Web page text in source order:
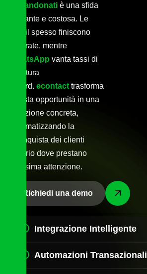
abbandonati è una sfida
costante e costosa. Le
email spesso finiscono
ignorate, mentre
WhatsApp vanta tassi di
apertura
record. econtact trasforma
questa opportunità in una
soluzione concreta,
automatizzando la
riconquista dei clienti
proprio dove prestano
massima attenzione.
Richiedi una demo
Integrazione Intelligente
Automazioni Transazionali